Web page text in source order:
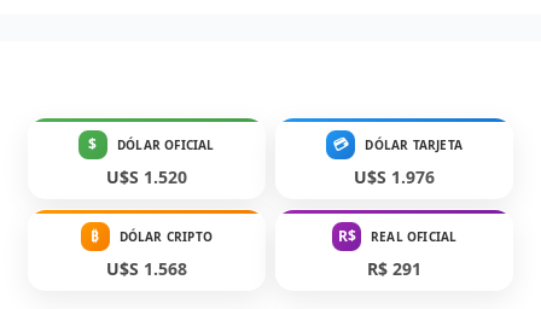
$ DÓLAR OFICIAL
U$S 1.520
💳 DÓLAR TARJETA
U$S 1.976
₿ DÓLAR CRIPTO
U$S 1.568
R$ REAL OFICIAL
R$ 291